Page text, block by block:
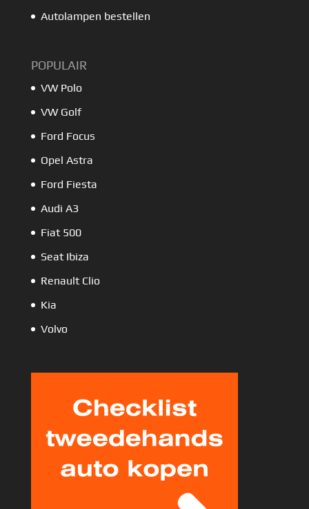
Autolampen bestellen
POPULAIR
VW Polo
VW Golf
Ford Focus
Opel Astra
Ford Fiesta
Audi A3
Fiat 500
Seat Ibiza
Renault Clio
Kia
Volvo